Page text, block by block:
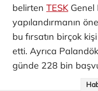
belirten TESKGenel
yapılandırmanın
bu fırsatın birçok
etti. Ayrıca
günde 228 bin